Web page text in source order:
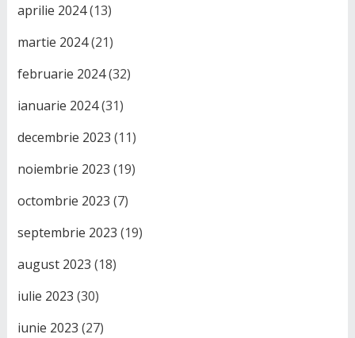
aprilie 2024(13)
martie 2024(21)
februarie 2024(32)
ianuarie 2024(31)
decembrie 2023 (11)
noiembrie 2023 (19)
octombrie 2023 (7)
septembrie 2023 (19)
august 2023 (18)
iulie 2023 (30)
iunie 2023 (27)